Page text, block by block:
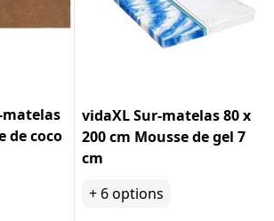
matelas
de coco
vidaXL Sur-matelas 80 x
200 cm Mousse de gel 7
cm
+ 6options